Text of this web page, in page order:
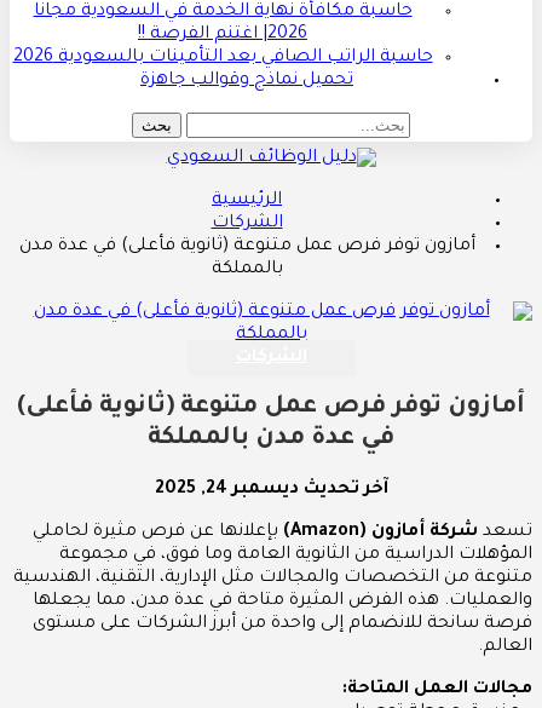
حاسبة مكافأة نهاية الخدمة في السعودية مجانا
2026| اغتنم الفرصة !!
حاسبة الراتب الصافي بعد التأمينات بالسعودية 2026
تحميل نماذج وقوالب جاهزة
الرئيسية
الشركات
أمازون توفر فرص عمل متنوعة (ثانوية فأعلى) في عدة مدن
بالمملكة
أمازون توفر فرص عمل متنوعة (ثانوية فأعلى)
في عدة مدن بالمملكة
آخر تحديث ديسمبر 24, 2025
تسعد شركة أمازون (Amazon)
بإعلانها عن فرص مثيرة لحاملي
المؤهلات الدراسية من الثانوية العامة وما فوق، في مجموعة
متنوعة من التخصصات والمجالات مثل الإدارية، التقنية، الهندسية
والعمليات. هذه الفرض المثيرة متاحة في عدة مدن، مما يجعلها
فرصة سانحة للانضمام إلى واحدة من أبرز الشركات على مستوى
العالم.
مجالات العمل المتاحة: